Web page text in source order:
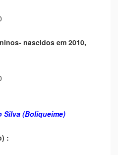
nascidos em 2010,
Silva (Boliqueime)
: